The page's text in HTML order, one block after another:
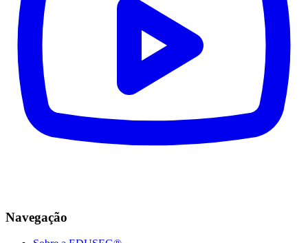
Navegação